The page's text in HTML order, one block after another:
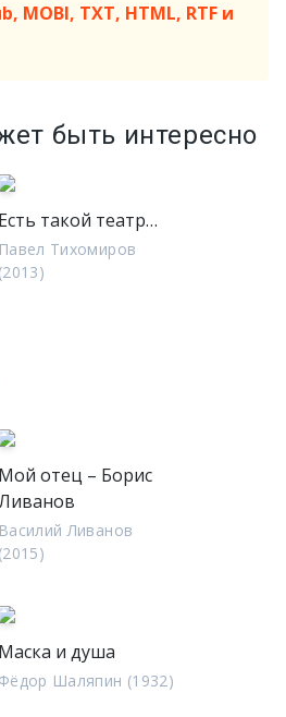
MOBI, TXT, HTML, RTF и
быть интересно
Есть такой театр…
Павел Тихомиров
(2013)
Мой отец – Борис
Василий Ливанов
(2015)
Маска и душа
Фёдор Шаляпин (1932)